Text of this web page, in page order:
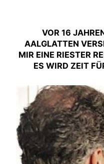
VOR 16
AALGLATTEN
MIR EINE RIESTER
ES WIRD ZEIT